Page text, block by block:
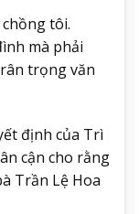
tôi.
mà phải
trọng văn
định của Trì
cận cho rằng
Trần Lệ Hoa